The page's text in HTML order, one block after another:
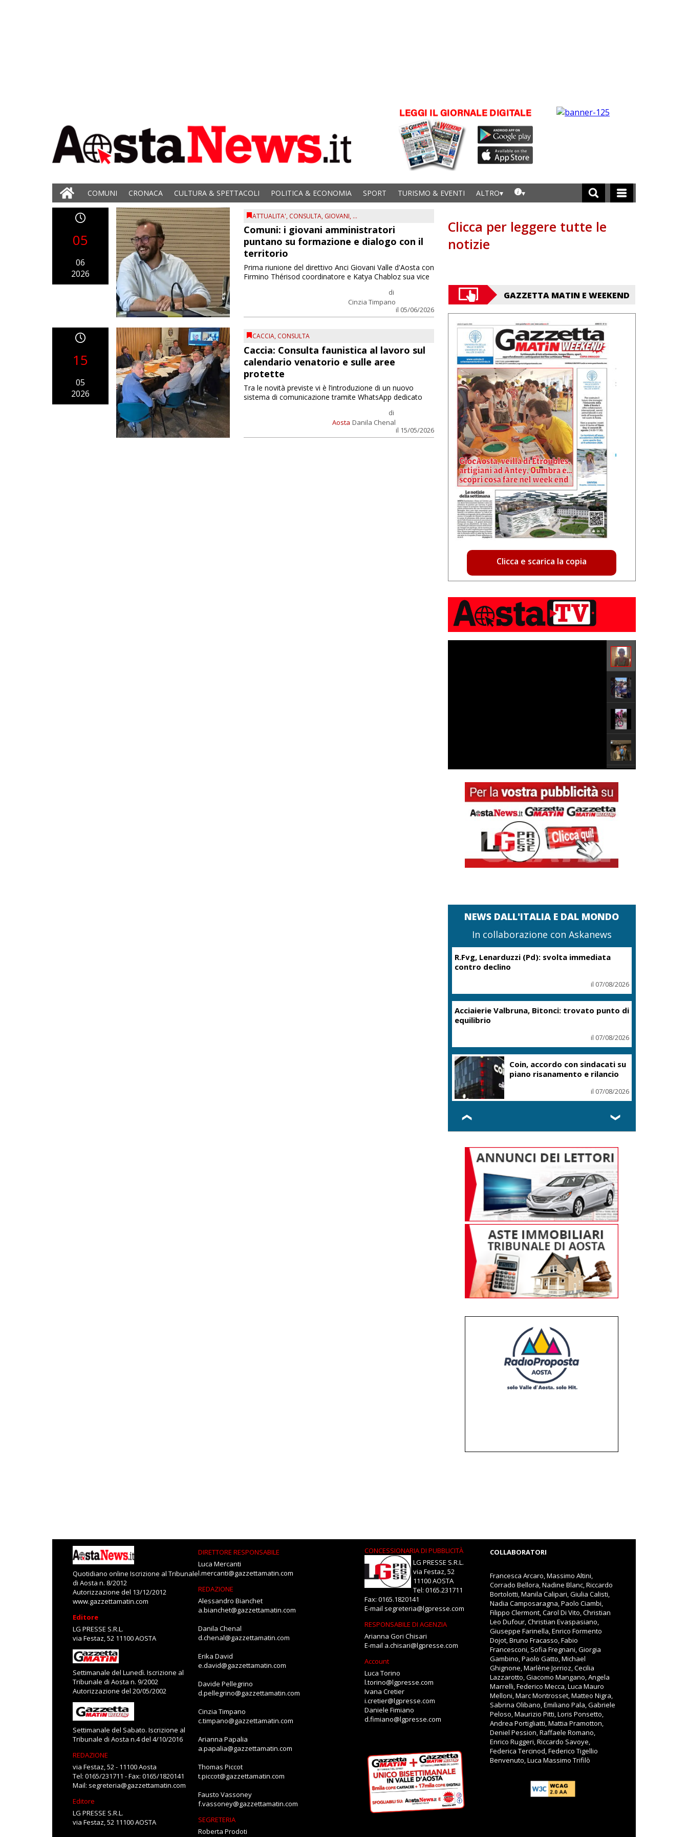
COMUNI CRONACA CULTURA & SPETTACOLI POLITICA & ECONOMIA SPORT TURISMO & EVENTI ALTRO
05
06
2026
ATTUALITA', CONSULTA, GIOVANI, ...
Comuni: i giovani amministratori
puntano su formazione e dialogo con il
territorio
di
Cinzia Timpano
il 05/06/2026
Prima riunione del direttivo Anci Giovani Valle d'Aosta con
Firmino Thérisod coordinatore e Katya Chabloz sua vice
15
05
2026
CACCIA, CONSULTA
Caccia: Consulta faunistica al lavoro sul
calendario venatorio e sulle aree
protette
Aosta
di
Danila Chenal
il 15/05/2026
Tra le novità previste vi è l’introduzione di un nuovo
sistema di comunicazione tramite WhatsApp dedicato
Clicca per leggere tutte le
notizie
GAZZETTA MATIN E WEEKEND
Clicca e scarica la copia
NEWS DALL'ITALIA E DAL MONDO
In collaborazione con Askanews
R.Fvg, Lenarduzzi (Pd): svolta immediata
contro declino
il 07/08/2026
Acciaierie Valbruna, Bitonci: trovato punto di
equilibrio
il 07/08/2026
Coin, accordo con sindacati su
piano risanamento e rilancio
il 07/08/2026
❮ ❯
Quotidiano online Iscrizione al Tribunale
di Aosta n. 8/2012
Autorizzazione del 13/12/2012
www.gazzettamatin.com
Editore
LG PRESSE S.R.L.
via Festaz, 52 11100 AOSTA
Settimanale del Lunedì. Iscrizione al
Tribunale di Aosta n. 9/2002
Autorizzazione del 20/05/2002
Settimanale del Sabato. Iscrizione al
Tribunale di Aosta n.4 del 4/10/2016
REDAZIONE
via Festaz, 52 - 11100 Aosta
Tel: 0165/231711 - Fax: 0165/1820141
Mail: segreteria@gazzettamatin.com
Editore
LG PRESSE S.R.L.
via Festaz, 52 11100 AOSTA
DIRETTORE RESPONSABILE
Luca Mercanti
l.mercanti@gazzettamatin.com
REDAZIONE
Alessandro Bianchet
a.bianchet@gazzettamatin.com
Danila Chenal
d.chenal@gazzettamatin.com
Erika David
e.david@gazzettamatin.com
Davide Pellegrino
d.pellegrino@gazzettamatin.com
Cinzia Timpano
c.timpano@gazzettamatin.com
Arianna Papalia
a.papalia@gazzettamatin.com
Thomas Piccot
t.piccot@gazzettamatin.com
Fausto Vassoney
f.vassoney@gazzettamatin.com
SEGRETERIA
Roberta Prodoti
CONCESSIONARIA DI PUBBLICITÀ
LG PRESSE S.R.L.
via Festaz, 52
11100 AOSTA
Tel: 0165.231711
Fax: 0165.1820141
E-mail segreteria@lgpresse.com
RESPONSABILE DI AGENZIA
Arianna Gori Chisari
E-mail a.chisari@lgpresse.com
Account
Luca Torino
l.torino@lgpresse.com
Ivana Cretier
i.cretier@lgpresse.com
Daniele Fimiano
d.fimiano@lgpresse.com
COLLABORATORI
Francesca Arcaro, Massimo Altini,
Corrado Bellora, Nadine Blanc, Riccardo
Bortolotti, Manila Calipari, Giulia Calisti,
Nadia Camposaragna, Paolo Ciambi,
Filippo Clermont, Carol Di Vito, Christian
Leo Dufour, Christian Evaspasiano,
Giuseppe Farinella, Enrico Formento
Dojot, Bruno Fracasso, Fabio
Francesconi, Sofia Fregnani, Giorgia
Gambino, Paolo Gatto, Michael
Ghignone, Marlène Jorrioz, Cecilia
Lazzarotto, Giacomo Mangano, Angela
Marrelli, Federico Mecca, Luca Mauro
Melloni, Marc Montrosset, Matteo Nigra,
Sabrina Olibano, Emiliano Pala, Gabriele
Peloso, Maurizio Pitti, Loris Ponsetto,
Andrea Portigliatti, Mattia Pramotton,
Deniel Pession, Raffaele Romano,
Enrico Ruggeri, Riccardo Savoye,
Federica Tercinod, Federico Tigellio
Benvenuto, Luca Massimo Trifilò